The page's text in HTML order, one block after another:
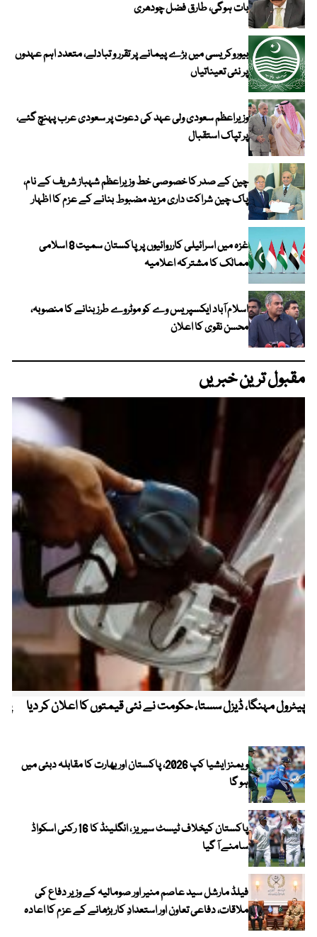
بات ہوگی، طارق فضل چودھری
بیوروکریسی میں بڑے پیمانے پر تقرر و تبادلے، متعدد اہم عہدوں
پر نئی تعیناتیاں
وزیراعظم سعودی ولی عہد کی دعوت پر سعودی عرب پہنچ گئے،
پر تپاک استقبال
چین کے صدر کا خصوصی خط وزیراعظم شہباز شریف کے نام،
پاک چین شراکت داری مزید مضبوط بنانے کے عزم کا اظہار
غزہ میں اسرائیلی کارروائیوں پر پاکستان سمیت 8 اسلامی
ممالک کا مشترکہ اعلامیہ
اسلام آباد ایکسپریس وے کو موٹروے طرز بنانے کا منصوبہ،
محسن نقوی کا اعلان
مقبول ترین خبریں
پیٹرول مہنگا، ڈیزل سستا، حکومت نے نئی قیمتوں کا اعلان کر دیا
ویمنز ایشیا کپ 2026، پاکستان اور بھارت کا مقابلہ دبئی میں
ہو گا
پاکستان کیخلاف ٹیسٹ سیریز ، انگلینڈ کا 16 رکنی اسکواڈ
سامنے آ گیا
فیلڈ مارشل سید عاصم منیر اور صومالیہ کے وزیر دفاع کی
ملاقات، دفاعی تعاون اور استعدادِ کار بڑھانے کے عزم کا اعادہ